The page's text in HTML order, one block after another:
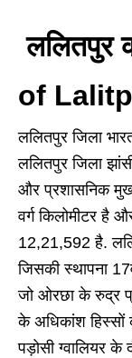
ललितपुर
of
ललितपुर जिला
ललितपुर जिला
और प्रशासनिक
वर्ग किलोमीटर
12,21,592 है.
जिसकी स्थापना
जो ओरछा के रुद्र
के अधिकांश हिस्सों
पड़ोसी ग्वालियर के